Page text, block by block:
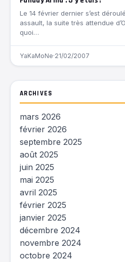
Le 14 février dernier s’est
assault, la suite très attendue
quoi…
YaKaMoNe·21/02/2007
ARCHIVES
mars 2026
février 2026
septembre 2025
août 2025
juin 2025
mai 2025
avril 2025
février 2025
janvier 2025
décembre 2024
novembre 2024
octobre 2024